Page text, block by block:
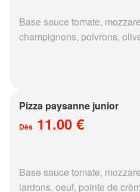
Base sauce tomate,
champignons, poivrons,
Pizza paysanne junior
Dès 11.00 €
Base sauce tomate,
lardons, oeuf, pointe de